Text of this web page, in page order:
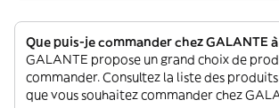
Que puis-je commander chez GALANTE
GALANTE propose un grand choix de
commander. Consultez la liste des
que vous souhaitez commander chez